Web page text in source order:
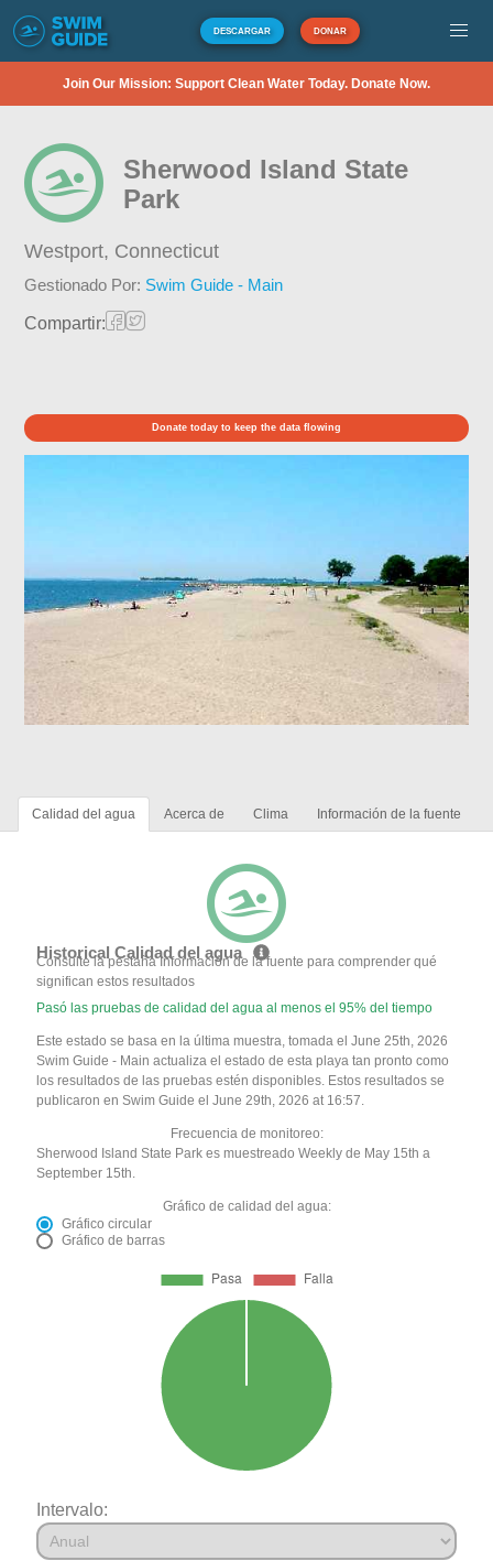
DESCARGAR DONAR
Join Our Mission: Support Clean Water Today. Donate Now.
Sherwood Island State
Park
Westport, Connecticut
Gestionado Por: Swim Guide - Main
Compartir:
Donate today to keep the data flowing
Calidad del agua Acerca de Clima Información de la fuente
Historical Calidad del agua
Consulte la pestaña Información de la fuente para comprender qué
significan estos resultados
Pasó las pruebas de calidad del agua al menos el 95% del tiempo
Este estado se basa en la última muestra, tomada el June 25th, 2026
Swim Guide - Main actualiza el estado de esta playa tan pronto como
los resultados de las pruebas estén disponibles. Estos resultados se
publicaron en Swim Guide el June 29th, 2026 at 16:57.
Frecuencia de monitoreo:
Sherwood Island State Park es muestreado Weekly de May 15th a
September 15th.
Gráfico de calidad del agua:
Gráfico circular
Gráfico de barras
Intervalo: